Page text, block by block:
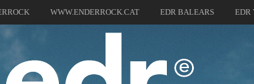
WWW.ENDERROCK.CAT EDR BALEARS EDR